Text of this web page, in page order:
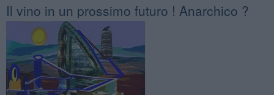
Il vino in un prossimo futuro ! Anarchico ?